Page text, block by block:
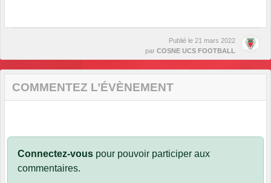
Publié le 21 mars 2022
par COSNE UCS FOOTBALL
COMMENTEZ L’ÉVÈNEMENT
Connectez-vous pour pouvoir participer aux
commentaires.